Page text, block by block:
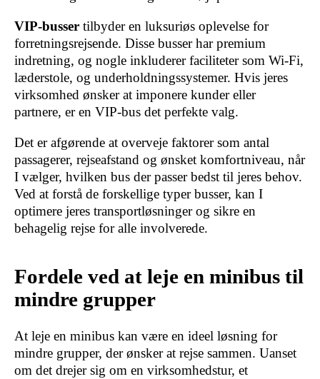
VIP-busser tilbyder en luksuriøs oplevelse for
forretningsrejsende. Disse busser har premium
indretning, og nogle inkluderer faciliteter som Wi-Fi,
læderstole, og underholdningssystemer. Hvis jeres
virksomhed ønsker at imponere kunder eller
partnere, er en VIP-bus det perfekte valg.
Det er afgørende at overveje faktorer som antal
passagerer, rejseafstand og ønsket komfortniveau, når
I vælger, hvilken bus der passer bedst til jeres behov.
Ved at forstå de forskellige typer busser, kan I
optimere jeres transportløsninger og sikre en
behagelig rejse for alle involverede.
Fordele ved at leje en minibus til
mindre grupper
At leje en minibus kan være en ideel løsning for
mindre grupper, der ønsker at rejse sammen. Uanset
om det drejer sig om en virksomhedstur, et